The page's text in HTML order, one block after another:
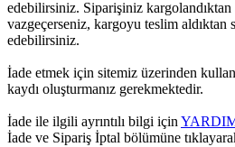
edebilirsiniz. Siparişiniz
vazgeçerseniz, kargoyu teslim aldıktan
edebilirsiniz.
İade etmek için sitemiz üzerinden
kaydı oluşturmanız gerekmektedir.
İade ile ilgili ayrıntılı bilgi için
İade ve Sipariş İptal bölümüne